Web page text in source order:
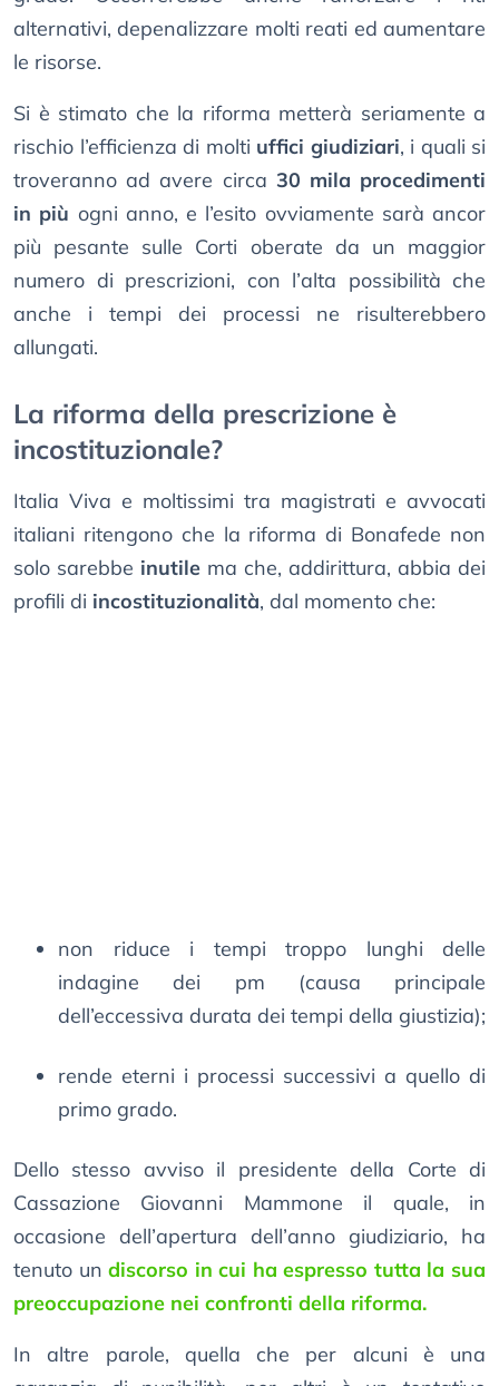
alternativi, depenalizzare molti reati ed aumentare
le risorse.
Si è stimato che la riforma metterà seriamente a
rischio l’efficienza di molti uffici giudiziari, i quali si
troveranno ad avere circa 30 mila procedimenti
in più ogni anno, e l’esito ovviamente sarà ancor
più pesante sulle Corti oberate da un maggior
numero di prescrizioni, con l’alta possibilità che
anche i tempi dei processi ne risulterebbero
allungati.
La riforma della prescrizione è
incostituzionale?
Italia Viva e moltissimi tra magistrati e avvocati
italiani ritengono che la riforma di Bonafede non
solo sarebbe inutile ma che, addirittura, abbia dei
profili di incostituzionalità, dal momento che:
non riduce i tempi troppo lunghi delle
indagine dei pm (causa principale
dell’eccessiva durata dei tempi della giustizia);
rende eterni i processi successivi a quello di
primo grado.
Dello stesso avviso il presidente della Corte di
Cassazione Giovanni Mammone il quale, in
occasione dell’apertura dell’anno giudiziario, ha
tenuto undiscorso in cui ha espresso tutta la sua
preoccupazione nei confronti della riforma.
In altre parole, quella che per alcuni è una